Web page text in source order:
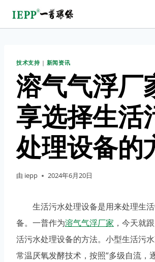
技术支持 | 新闻资讯
溶气气浮厂
享选择生活
处理设备的
由 iepp 2024年6月20日
生活污水处理设备是用来处理生活
备。一普作为溶气气浮厂家 ，今天就
活污水处理设备的方法。小型生活污
常温厌氧发酵技术，按照“多级自流，